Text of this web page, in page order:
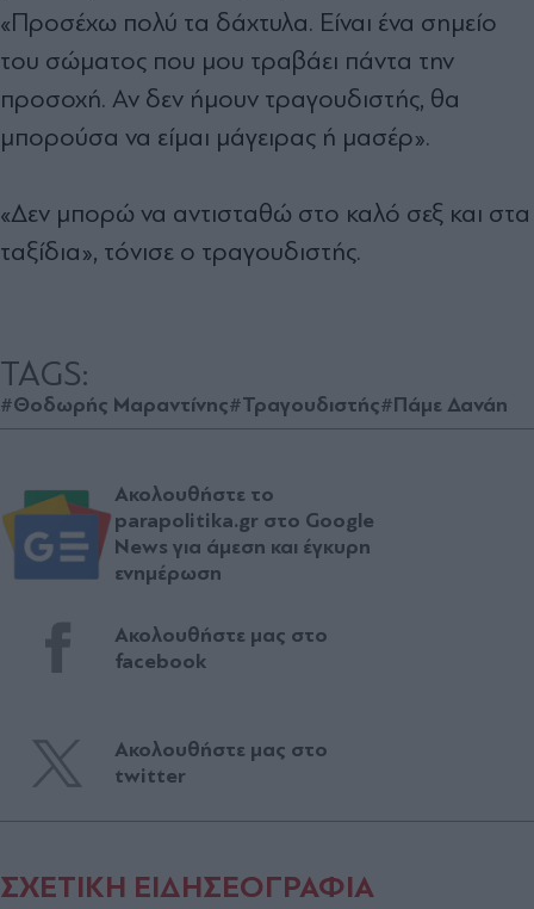
«Προσέχω πολύ τα δάχτυλα. Είναι ένα σημείο
του σώματος που μου τραβάει πάντα την
προσοχή. Αν δεν ήμουν τραγουδιστής, θα
μπορούσα να είμαι μάγειρας ή μασέρ».
«Δεν μπορώ να αντισταθώ στο καλό σεξ και στα
ταξίδια», τόνισε ο τραγουδιστής.
TAGS:
#Θοδωρής Μαραντίνης#Τραγουδιστής#Πάμε Δανάη
Ακολουθήστε το
parapolitika.gr στο Google
News για άμεση και έγκυρη
ενημέρωση
Ακολουθήστε μας στο
facebook
Ακολουθήστε μας στο
twitter
ΣΧΕΤΙΚΗ ΕΙΔΗΣΕΟΓΡΑΦΙΑ